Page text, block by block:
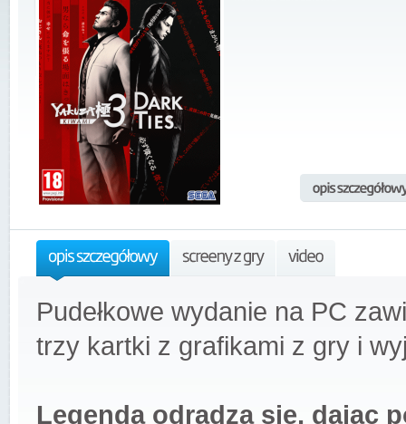
Pudełkowe wydanie na PC
trzy kartki z grafikami z gry i
Legenda odradza się, dając